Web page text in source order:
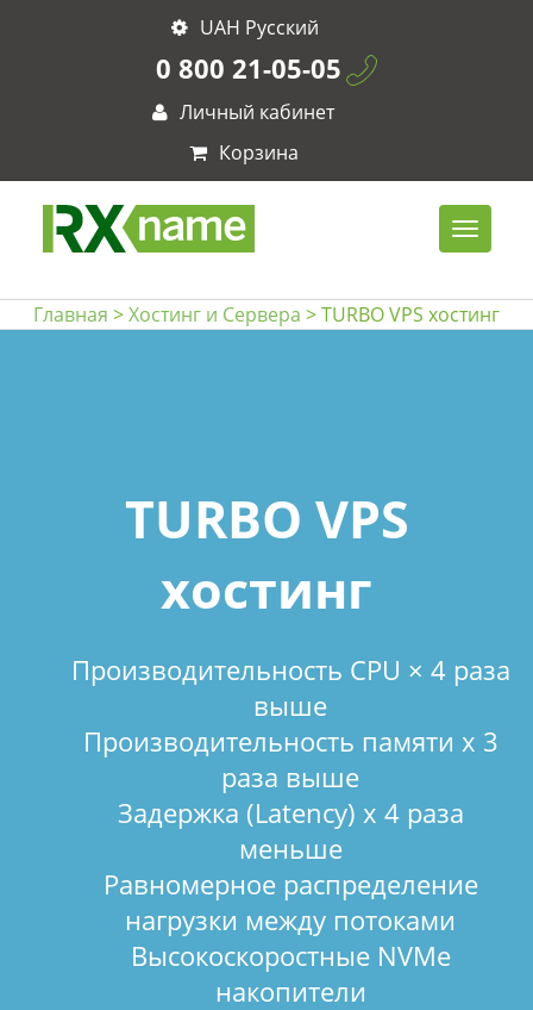
UAH Русский
0 800 21-05-05
Личный кабинет
Корзина
Главная >Хостинг и Сервера > TURBO VPS хостинг
TURBO VPS
хостинг
Производительность CPU × 4 раза
выше
Производительность памяти х 3
раза выше
Задержка (Latency) х 4 раза
меньше
Равномерное распределение
нагрузки между потоками
Высокоскоростные NVMe
накопители